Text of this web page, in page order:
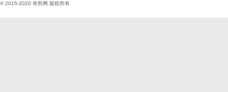
© 2015-2020 奇胜网 版权所有